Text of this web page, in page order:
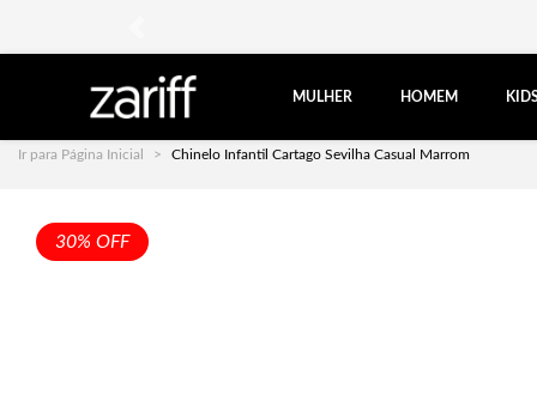
MULHER HOMEM
Ir para Página Inicial Chinelo Infantil Cartago Sevilha Casual Marrom
30% OFF